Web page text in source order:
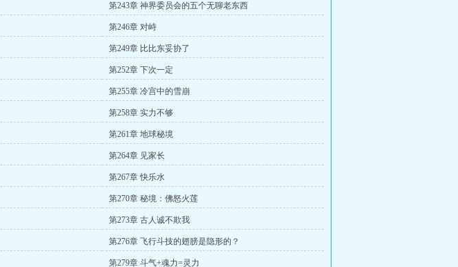
第243章 神界委员会的五个无聊老东西
第246章 对峙
第249章 比比东妥协了
第252章 下次一定
第255章 冷宫中的雪崩
第258章 实力不够
第261章 地球秘境
第264章 见家长
第267章 快乐水
第270章 秘境：佛怒火莲
第273章 古人诚不欺我
第276章 飞行斗技的翅膀是隐形的？
第279章 斗气+魂力=灵力